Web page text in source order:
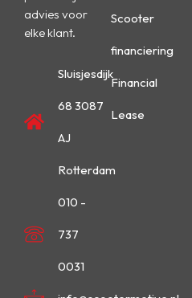
advies voor
elke klant.
Sluisjesdijk
68 3087
AJ
Rotterdam
010 -
737
0031
Scooter
financiering
Financial
Lease